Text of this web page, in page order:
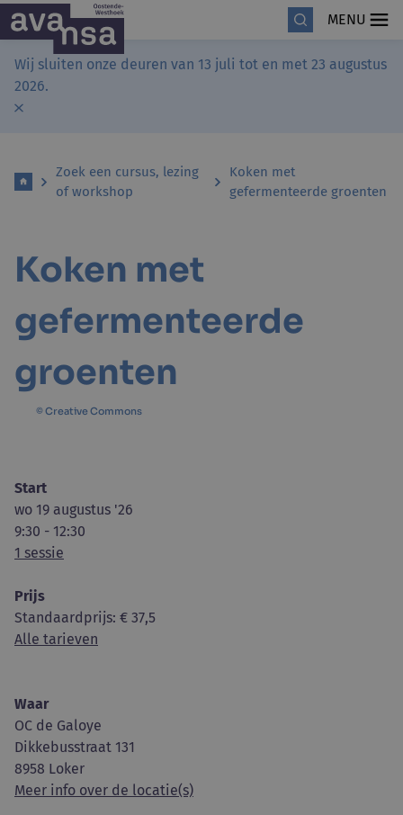
MENU
Wij sluiten onze deuren van 13 juli tot en met 23 augustus
2026.
Zoek een cursus, lezing
of workshop
Koken met
gefermenteerde groenten
Koken met
gefermenteerde
groenten
© Creative Commons
Start
wo 19 augustus '26
9:30 - 12:30
1 sessie
Prijs
Standaardprijs: € 37,5
Alle tarieven
Waar
OC de Galoye
Dikkebusstraat 131
8958 Loker
Meer info over de locatie(s)